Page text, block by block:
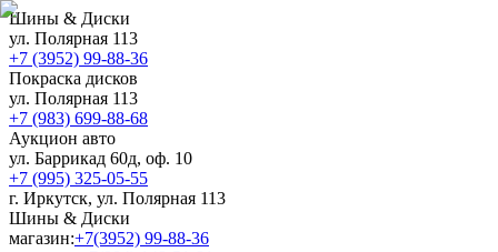
Шины & Диски
ул. Полярная 113
+7 (3952) 99-88-36
Покраска дисков
ул. Полярная 113
+7 (983) 699-88-68
Аукцион авто
ул. Баррикад 60д, оф. 10
+7 (995) 325-05-55
г. Иркутск, ул. Полярная 113
Шины & Диски
магазин:+7(3952) 99-88-36